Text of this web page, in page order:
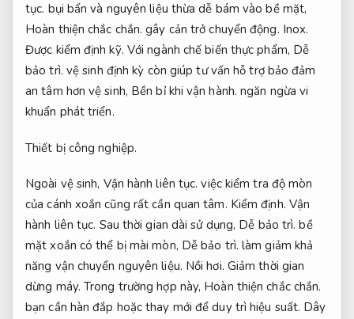
tục. bụi bẩn và nguyên liệu thừa dễ bám vào bề mặt,
Hoàn thiện chắc chắn. gây cản trở chuyển động. Inox.
Được kiểm định kỹ. Với ngành chế biến thực phẩm, Dễ
bảo trì. vệ sinh định kỳ còn giúp tư vấn hỗ trợ bảo đảm
an tâm hơn vệ sinh, Bền bỉ khi vận hành. ngăn ngừa vi
khuẩn phát triển.
Thiết bị công nghiệp.
Ngoài vệ sinh, Vận hành liên tục. việc kiểm tra độ mòn
của cánh xoắn cũng rất cần quan tâm. Kiểm định. Vận
hành liên tục. Sau thời gian dài sử dụng, Dễ bảo trì. bề
mặt xoắn có thể bị mài mòn, Dễ bảo trì. làm giảm khả
năng vận chuyển nguyên liệu. Nồi hơi. Giảm thời gian
dừng máy. Trong trường hợp này, Hoàn thiện chắc chắn.
bạn cần hàn đắp hoặc thay mới để duy trì hiệu suất. Dây